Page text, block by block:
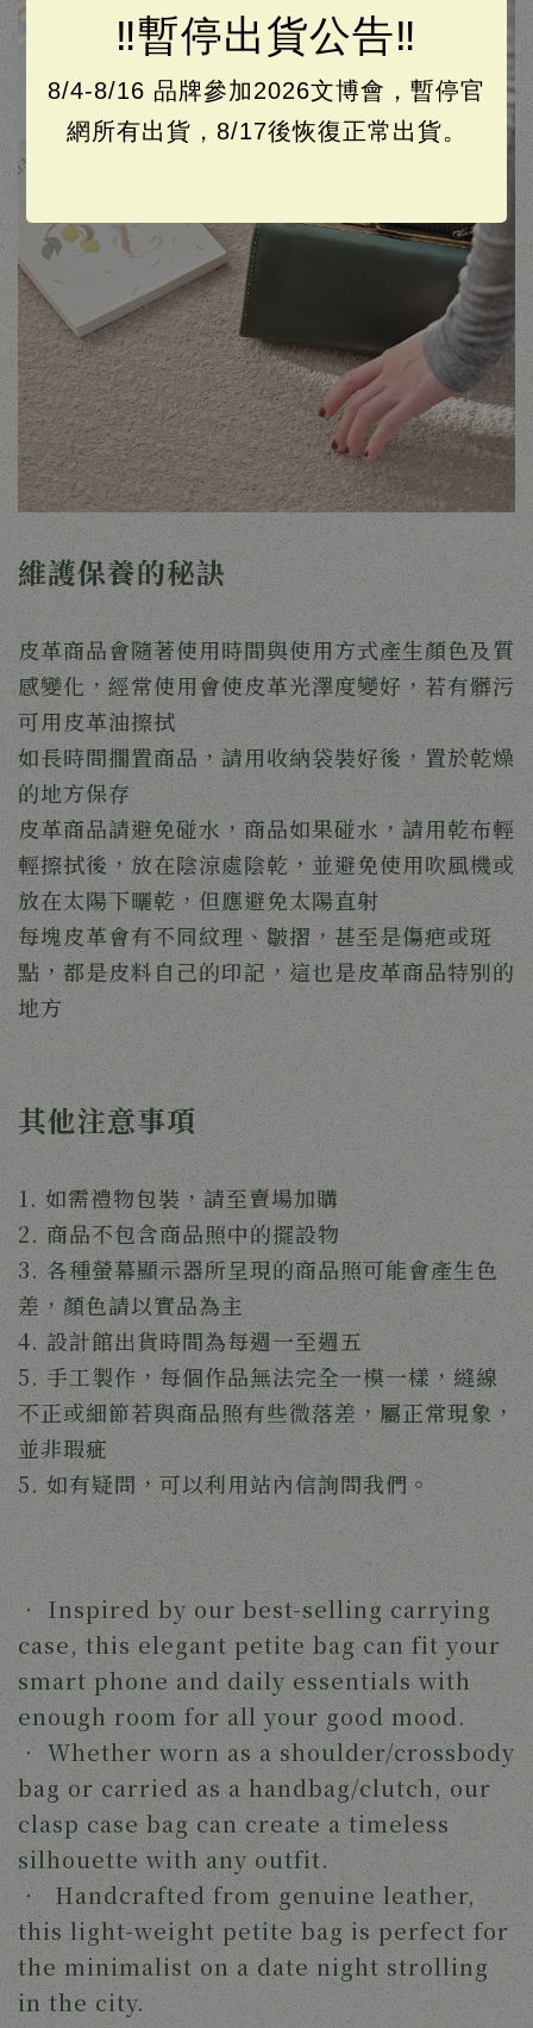
‼️暫停出貨公告‼️
8/4-8/16 品牌參加2026文博會，暫停官
網所有出貨，8/17後恢復正常出貨。
維護保養的秘訣
皮革商品會隨著使用時間與使用方式產生顏色及質
感變化，經常使用會使皮革光澤度變好，若有髒污
可用皮革油擦拭
如長時間擱置商品，請用收納袋裝好後，置於乾燥
的地方保存
皮革商品請避免碰水，商品如果碰水，請用乾布輕
輕擦拭後，放在陰涼處陰乾，並避免使用吹風機或
放在太陽下曬乾，但應避免太陽直射
每塊皮革會有不同紋理、皺摺，甚至是傷疤或斑
點，都是皮料自己的印記，這也是皮革商品特別的
地方
其他注意事項
1. 如需禮物包裝，請至賣場加購
2. 商品不包含商品照中的擺設物
3. 各種螢幕顯示器所呈現的商品照可能會產生色
差，顏色請以實品為主
4. 設計館出貨時間為每週一至週五
5. 手工製作，每個作品無法完全一模一樣，縫線
不正或細節若與商品照有些微落差，屬正常現象，
並非瑕疵
5. 如有疑問，可以利用站內信詢問我們。
‧ Inspired by our best-selling carrying
case, this elegant petite bag can fit your
smart phone and daily essentials with
enough room for all your good mood.
‧ Whether worn as a shoulder/crossbody
bag or carried as a handbag/clutch, our
clasp case bag can create a timeless
silhouette with any outfit.
‧ Handcrafted from genuine leather,
this light-weight petite bag is perfect for
the minimalist on a date night strolling
in the city.